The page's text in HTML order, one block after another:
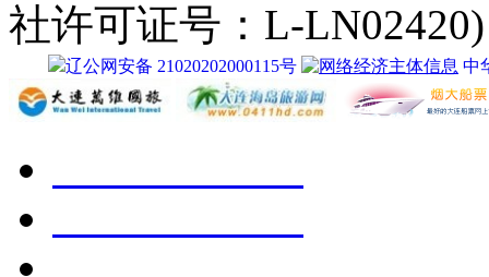
社许可证号：L-LN02420)
辽公网安备 21020202000115号 中